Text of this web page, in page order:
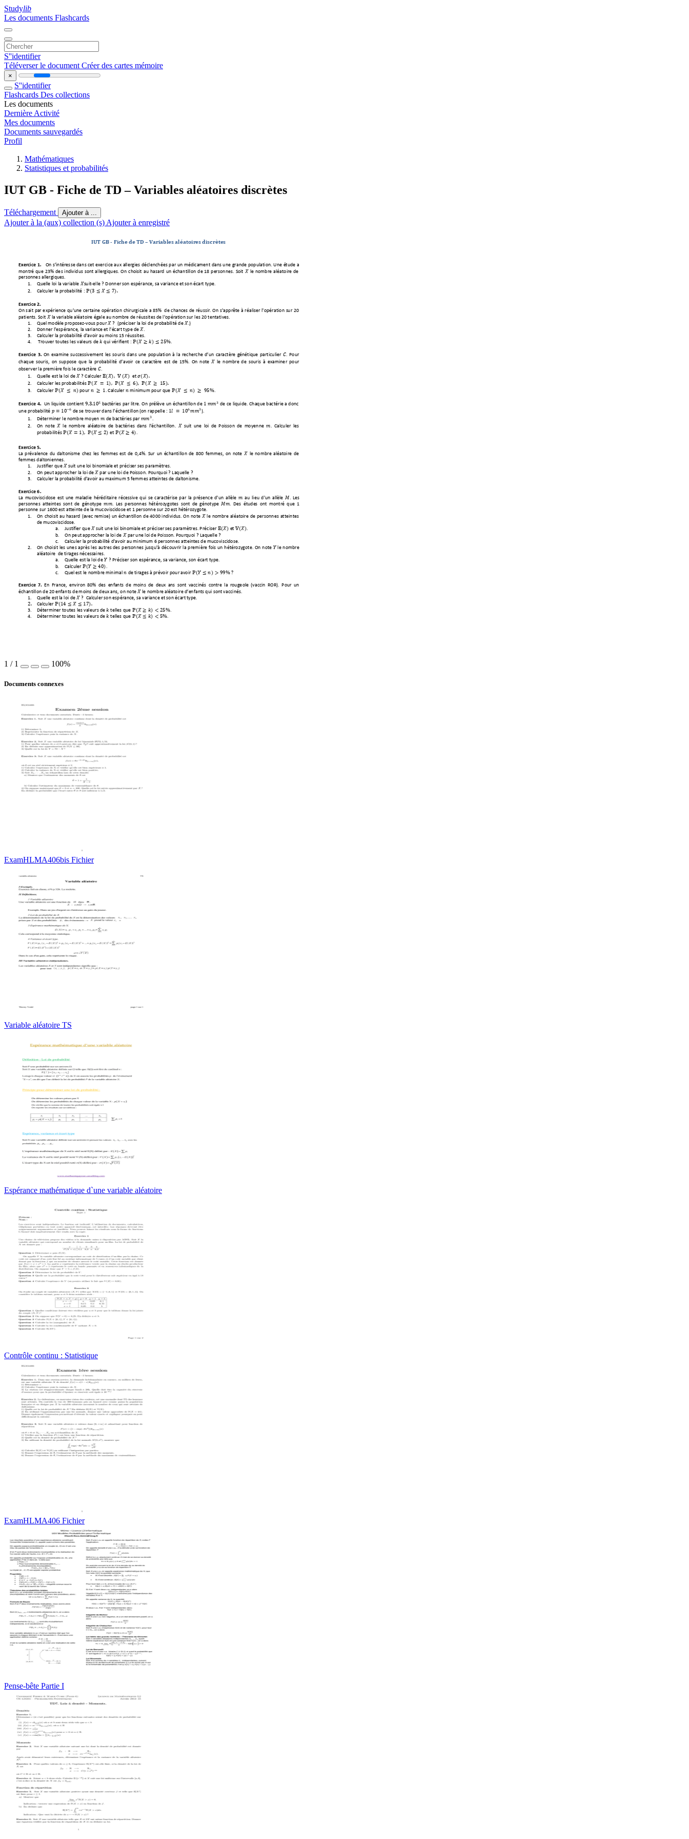
Studylib
Les documents Flashcards
S''identifier
Téléverser le document Créer des cartes mémoire
×
S''identifier
Flashcards Des collections
Les documents
Dernière Activité
Mes documents
Documents sauvegardés
Profil
Mathématiques
Statistiques et probabilités
IUT GB - Fiche de TD – Variables aléatoires discrètes
Téléchargement Ajouter à ...
Ajouter à la (aux) collection (s) Ajouter à enregistré
IUT GB - Fiche de TD – Variables aléatoires discrètes
Exercice 1 On s’intéresse dans cet exercice aux allergies déclenchées par un médicament dans une grande population. Une étude a
montré que 23% des individus sont allergiques. On choisit au hasard un échantillon de 18 personnes. Soit  le nombre aléatoire de
personnes allergiques.
1.
Quelle loi la variable suit-elle ? Donner son espérance, sa variance et son écart type.
2.
Calculer la probabilité : ℙ(3 ≤  ≤ 7).
Exercice 2.
On sait par expérience qu'une certaine opération chirurgicale a 85%
  de chances
de réussir. On s'apprête à réaliser l'opération sur 20
patients. Soit  la varia ble aléatoire égal e au nombre de réussites de l'opération sur les 20 tentatives.
1.
Quel modèle proposez-vous pour  ?  (préciser la loi d e probabilité d e  .)
2.
Donner l’espérance, la variance et l'écart type de .
3.
Calculer la probabilité d'avoir au moins 15 réussites.
4.
Trouver toutes l es val eurs de  qui vérifient : ℙ( ≥  )≤25%.
Exercice 3. On examine successivement les souris dans une population à la recherche d’un caractère génétique particulier 
Pour
chaque souris, on suppose que la proba bi lité d’avoir ce caractère est de 15%. On note  le nombre de souris à examiner pour
observer la première fois le caractère .
1.
Quelle est la loi de  ? Calculer ( ), ( ) et ( ).
2. Calculer les probabilités ℙ(  = 1), ℙ( ≤ 6), ℙ(  ≥ 15 ).
3. Ca lculer ℙ( ≤ ) pour  ≥ 1. Calculer  minimum pour que ℙ( ≤ ) ≥ 95%.
Exercice 4. Un liquide contient 9,3.105 bactéries par litre. On prélève un échantillon de 1 3 de ce liquide. Chaque bactérie a donc
une probabilité = 10−6 de se trouver dans l’échantillon (on rappelle : 1 = 1063 ).
1.
Déterminer l e nombre moyen  de bactéries par 3
2.
On note  le nombre aléatoire de bactéries dans l’échantillon  suit une loi de Poisson de moyenne  . Calculer les
probabilités ℙ(= 1 ),ℙ( ≤ 2) et ℙ( ≥ 4).
Exercice 5.
La prévalence du da ltonisme chez les femmes est de 0,4%. Sur un échantillon de 800 femmes, on note  le nombre aléatoire de
femmes d altoniennes.
1.
Justifier que  suit une loi binomiale et préciser ses paramètres.
2.
On peut approcher la loi de  par une loi de Poisson. Pourquoi ? Laquelle ?
3.
Calcu ler la probabi lité d'avoir au maximum 5 femmes atteintes de daltonisme.
Exercice 6
La mucoviscidose est une malad ie héréditaire récessive qui se caractérise par la présence d'un allèle  au lieu d'un allèle 
. Les
personnes atteintes sont de génotype . Les personnes hétérozygotes sont de génotype . Des études ont montré que 1
personne sur 1600 est atteinte de la mucoviscidose et 1 personne sur 20 est hétérozygote.
1.
On choisit au hasard (avec remise) un échantillon de 4000 individus. On note  le nombre aléatoire de personnes atteintes
de mucoviscidose.
a.
Justifier que  suit une loi binomiale et préciser ses paramètres. Préciser ( ) et ( ).
b.
On peut approcher la loi de  par une loi de Poisson. Pourquoi ? Laque lle ?
c.
Calculer la probabilité d'avoir au minimum 6 personnes atteintes de mucoviscidose.
2.
On choisit les unes après les autres des personnes jusqu'à découvrir la première fois un hétérozygote. On note  le nombre
aléatoire  de tirages nécessaires.
a.
Quelle est la loi de  ? Préciser son espérance, sa variance, son écart type.
b.
Calculer ℙ( ≥ 40)
c.
Quel est le nombre minimal  de tirages à prévoir pour avoir ℙ( ≤ ) >99% ?
Exercice 7 En France, environ 80% des enfants de moins de deux ans sont vaccinés contre la rougeole (vaccin ROR). Pour un
échantil lon de 20 enfants de moins de deux ans, on note  le nombre aléatoire d’enfants qui sont vaccinés
1.
Quelle est la loi de  ?  Calculer son espérance, sa variance et son écart type.
2. Calculer ℙ( 14 ≤  ≤ 17).
3. Déterminer toutes les valeurs de  tel les que ℙ( ≥ ) < 25%.
4.
Déterminer toutes les valeurs de  tel les que ℙ( ≤ ) < 5%.
1 / 1 100%
Documents connexes
ExamHLMA406bis Fichier
Variable aléatoire TS
Espérance mathématique d`une variable aléatoire
Contrôle continu : Statistique
ExamHLMA406 Fichier
Pense-bête Partie I